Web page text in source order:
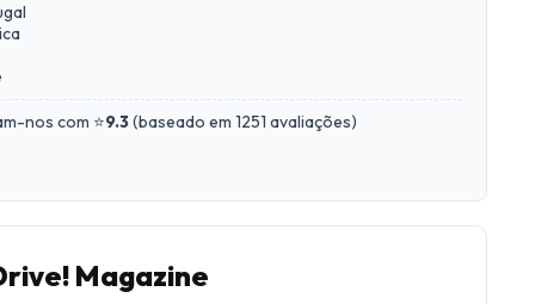
nos com ⭐9.3(baseado em 1251 avaliações)
Magazine